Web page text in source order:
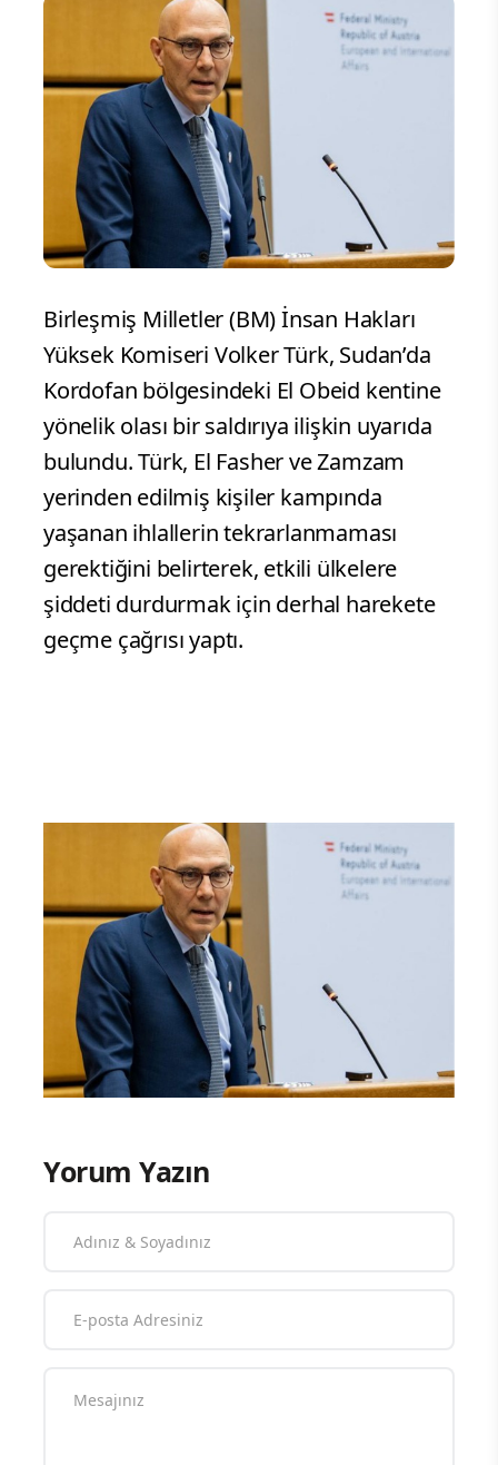
Birleşmiş Milletler (BM) İnsan Hakları
Yüksek Komiseri Volker Türk, Sudan’da
Kordofan bölgesindeki El Obeid kentine
yönelik olası bir saldırıya ilişkin uyarıda
bulundu. Türk, El Fasher ve Zamzam
yerinden edilmiş kişiler kampında
yaşanan ihlallerin tekrarlanmaması
gerektiğini belirterek, etkili ülkelere
şiddeti durdurmak için derhal harekete
geçme çağrısı yaptı.
Yorum Yazın